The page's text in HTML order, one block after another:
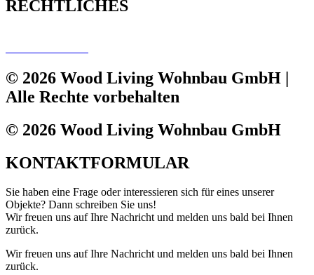
RECHTLICHES
© 2026 Wood Living Wohnbau GmbH |
Alle Rechte vorbehalten
© 2026 Wood Living Wohnbau GmbH
KONTAKTFORMULAR
Sie haben eine Frage oder interessieren sich für eines unserer
Objekte? Dann schreiben Sie uns!
Wir freuen uns auf Ihre Nachricht und melden uns bald bei Ihnen
zurück.
Wir freuen uns auf Ihre Nachricht und melden uns bald bei Ihnen
zurück.